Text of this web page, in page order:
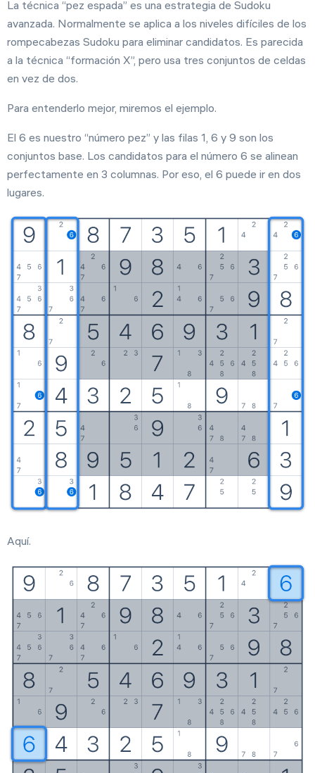
La técnica “pez espada” es una estrategia de Sudoku
avanzada. Normalmente se aplica a los niveles difíciles de los
rompecabezas Sudoku para eliminar candidatos. Es parecida
a la técnica “formación X”, pero usa tres conjuntos de celdas
en vez de dos.
Para entenderlo mejor, miremos el ejemplo.
El 6 es nuestro “número pez” y las filas 1, 6 y 9 son los
conjuntos base. Los candidatos para el número 6 se alinean
perfectamente en 3 columnas. Por eso, el 6 puede ir en dos
lugares.
Aquí.